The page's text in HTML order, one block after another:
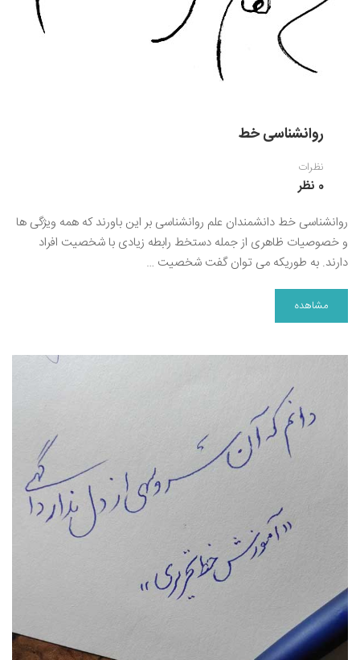
روانشناسی خط
نظرات
0 نظر
روانشناسی خط دانشمندان علم روانشناسی بر این باورند که همه ویژگی ها
و خصوصیات ظاهری از جمله دستخط رابطه زیادی با شخصیت افراد
دارند. به طوریکه می توان گفت شخصیت …
مشاهده